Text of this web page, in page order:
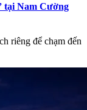
tại Nam Cường
riêng để chạm đến